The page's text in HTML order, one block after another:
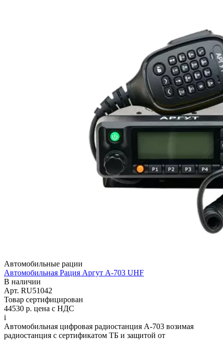
Автомобильные рации
Автомобильная Рация Аргут А-703 UHF
В наличии
Арт. RU51042
Товар сертифицирован
44530 р. цена с НДС
i
Автомобильная цифровая радиостанция А-703 возимая
радиостанция с сертификатом ТБ и защитой от